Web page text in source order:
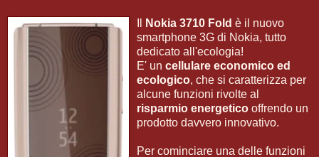
Nokia 3710 Fold è il nuovo
smartphone 3G di Nokia, tutto
dedicato all'ecologia!
E' un cellulare economico ed
ecologico, che si caratterizza per
alcune funzioni rivolte al
risparmio energetico offrendo un
prodotto davvero innovativo.
Per cominciare una delle funzioni